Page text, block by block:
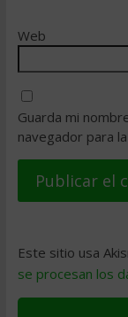
Web
Guarda mi
navegador para
Este sitio usa
se procesan los